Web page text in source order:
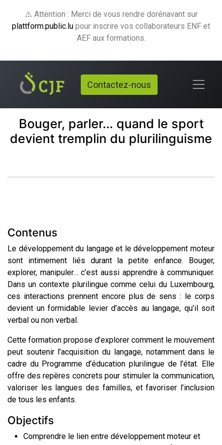
⚠️ Attention : Merci de vous rendre dorénavant sur
plattform.public.lu pour inscrire vos collaborateurs ENF et
AEF aux formations.
Contactez-nous
Bouger, parler... quand le sport
devient tremplin du plurilinguisme
Contenus
Le développement du langage et le développement moteur
sont intimement liés durant la petite enfance. Bouger,
explorer, manipuler… c’est aussi apprendre à communiquer.
Dans un contexte plurilingue comme celui du Luxembourg,
ces interactions prennent encore plus de sens : le corps
devient un formidable levier d’accès au langage, qu’il soit
verbal ou non verbal.
Cette formation propose d’explorer comment le mouvement
peut soutenir l’acquisition du langage, notamment dans le
cadre du Programme d’éducation plurilingue de l’état. Elle
offre des repères concrets pour stimuler la communication,
valoriser les langues des familles, et favoriser l’inclusion
de tous les enfants.
Objectifs
Comprendre le lien entre développement moteur et